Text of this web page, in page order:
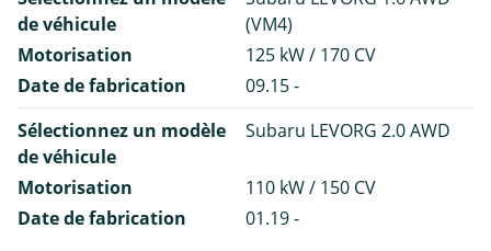
de véhicule
(VM4)
Motorisation
125 kW / 170 CV
Date de fabrication
09.15 -
Sélectionnez un modèle
de véhicule
Subaru LEVORG 2.0 AWD
Motorisation
110 kW / 150 CV
Date de fabrication
01.19 -